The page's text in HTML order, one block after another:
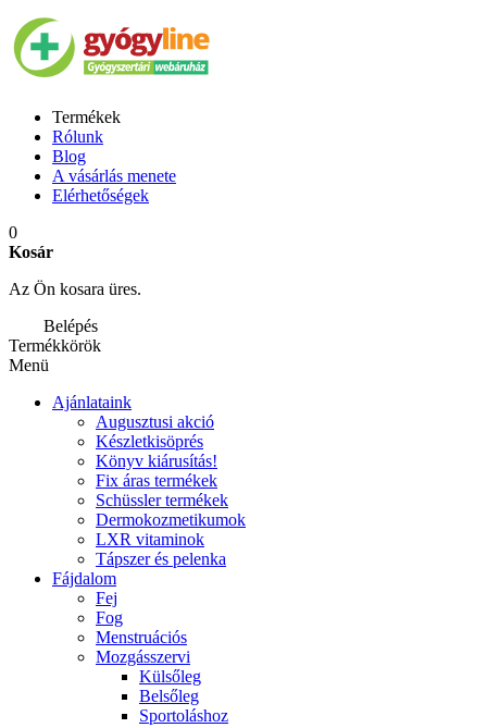
Termékek
Rólunk
Blog
A vásárlás menete
Elérhetőségek
0
Kosár
Az Ön kosara üres.
Belépés
Termékkörök
Menü
Ajánlataink
Augusztusi akció
Készletkisöprés
Könyv kiárusítás!
Fix áras termékek
Schüssler termékek
Dermokozmetikumok
LXR vitaminok
Tápszer és pelenka
Fájdalom
Fej
Fog
Menstruációs
Mozgásszervi
Külsőleg
Belsőleg
Sportoláshoz